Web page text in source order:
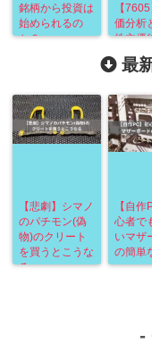
銘柄から投資は
始められるの
か？
【
価分析
株主優
最
【悲劇】シマノ
のパチモン(偽
物)のクリート
を買うとこうな
る
【自
心者で
いマザ
の簡単
-